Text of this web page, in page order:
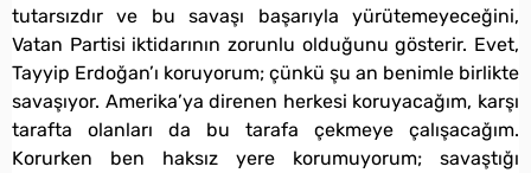
tutarsızdır ve bu savaşı başarıyla yürütemeyeceğini,
Vatan Partisi iktidarının zorunlu olduğunu gösterir. Evet,
Tayyip Erdoğan’ı koruyorum; çünkü şu an benimle birlikte
savaşıyor. Amerika’ya direnen herkesi koruyacağım, karşı
tarafta olanları da bu tarafa çekmeye çalışacağım.
Korurken ben haksız yere korumuyorum; savaştığı